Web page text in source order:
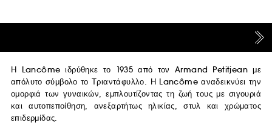
Η Lancôme ιδρύθηκε το 1935 από τον Armand Petitjean με
απόλυτο σύμβολο το Τριαντάφυλλο. Η Lancôme αναδεικνύει την
ομορφιά των γυναικών, εμπλουτίζοντας τη ζωή τους με σιγουριά
και αυτοπεποίθηση, ανεξαρτήτως ηλικίας, στυλ και χρώματος
επιδερμίδας.